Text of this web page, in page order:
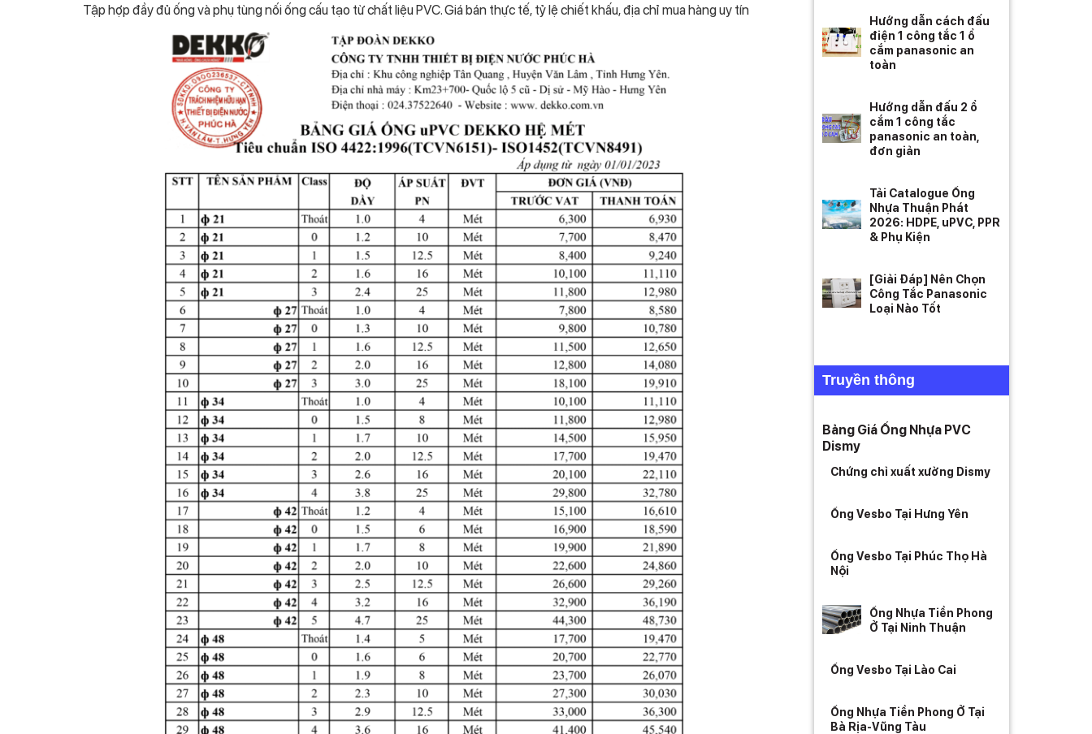
Tập hợp đầy đủ ống và phụ tùng nối ống cấu tạo từ chất liệu PVC. Giá bán thực tế, tỷ lệ chiết khấu, địa chỉ mua hàng uy tín
Hướng dẫn cách đấu
điện 1 công tắc 1 ổ
cắm panasonic an
toàn
Hướng dẫn đấu 2 ổ
cắm 1 công tắc
panasonic an toàn,
đơn giản
Tải Catalogue Ống
Nhựa Thuận Phát
2026: HDPE, uPVC, PPR
& Phụ Kiện
[Giải Đáp] Nên Chọn
Công Tắc Panasonic
Loại Nào Tốt
Truyền thông
Bảng Giá Ống Nhựa PVC
Dismy
Chứng chỉ xuất xưởng Dismy
Ống Vesbo Tại Hưng Yên
Ống Vesbo Tại Phúc Thọ Hà
Nội
Ống Nhựa Tiền Phong
Ở Tại Ninh Thuận
Ống Vesbo Tại Lào Cai
Ống Nhựa Tiền Phong Ở Tại
Bà Rịa-Vũng Tàu